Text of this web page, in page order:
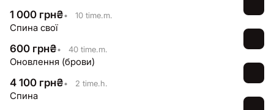
1 000 грн₴• 10 time.m.
Спина свої
600 грн₴• 40 time.m.
Оновлення (брови)
4 100 грн₴• 2 time.h.
Спина